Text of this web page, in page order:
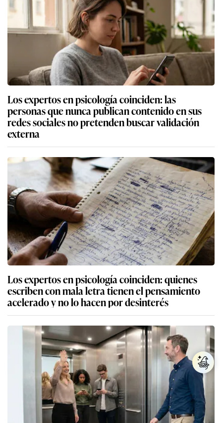
Los expertos en psicología coinciden: las
personas que nunca publican contenido en sus
redes sociales no pretenden buscar validación
externa
Los expertos en psicología coinciden: quienes
escriben con mala letra tienen el pensamiento
acelerado y no lo hacen por desinterés